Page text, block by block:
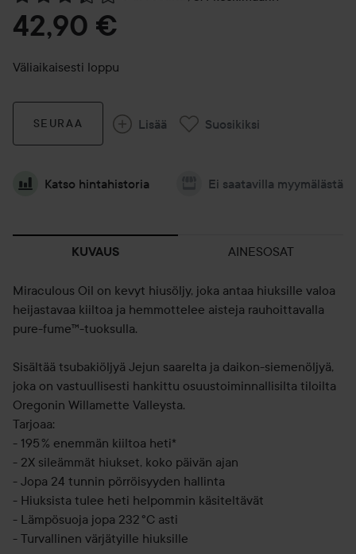
Siirtyä jhk Arvosana & kommentit
42,90 €
Väliaikaisesti loppu
SEURAA Lisää Suosikiksi
Katso hintahistoria Ei saatavilla myymälästä
KUVAUS AINESOSAT
Miraculous Oil on kevyt hiusöljy, joka antaa hiuksille valoa
heijastavaa kiiltoa ja hemmottelee aisteja rauhoittavalla
pure-fume™-tuoksulla.
Sisältää tsubakiöljyä Jejun saarelta ja daikon-siemenöljyä,
joka on vastuullisesti hankittu osuustoiminnallisilta tiloilta
Oregonin Willamette Valleysta.
Tarjoaa:
- 195 % enemmän kiiltoa heti*
- 2X sileämmät hiukset, koko päivän ajan
- Jopa 24 tunnin pörröisyyden hallinta
- Hiuksista tulee heti helpommin käsiteltävät
- Lämpösuoja jopa 232 °C asti
- Turvallinen värjätyille hiuksille